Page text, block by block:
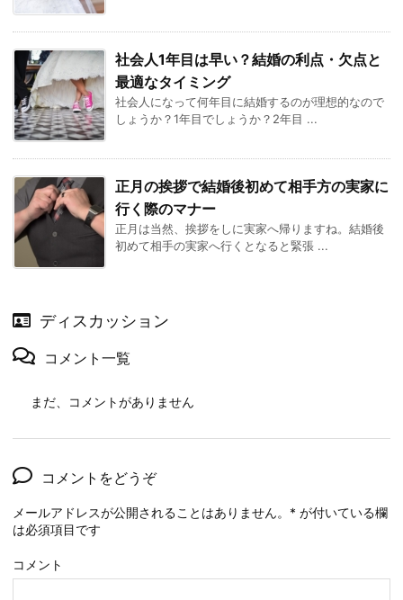
社会人1年目は早い？結婚の利点・欠点と
最適なタイミング
社会人になって何年目に結婚するのが理想的なので
しょうか？1年目でしょうか？2年目 ...
正月の挨拶で結婚後初めて相手方の実家に
行く際のマナー
正月は当然、挨拶をしに実家へ帰りますね。結婚後
初めて相手の実家へ行くとなると緊張 ...
ディスカッション
コメント一覧
まだ、コメントがありません
コメントをどうぞ
メールアドレスが公開されることはありません。 * が付いている欄
は必須項目です
コメント